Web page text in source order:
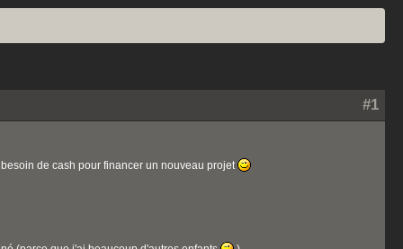
#1
de cash pour financer un nouveau projet